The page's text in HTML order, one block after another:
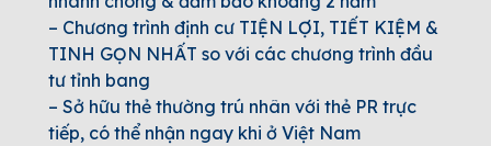
– Chương trình định cư TIỆN LỢI, TIẾT KIỆM &
TINH GỌN NHẤT so với các chương trình đầu
tư tỉnh bang
– Sở hữu thẻ thường trú nhân với thẻ PR trực
tiếp, có thể nhận ngay khi ở Việt Nam